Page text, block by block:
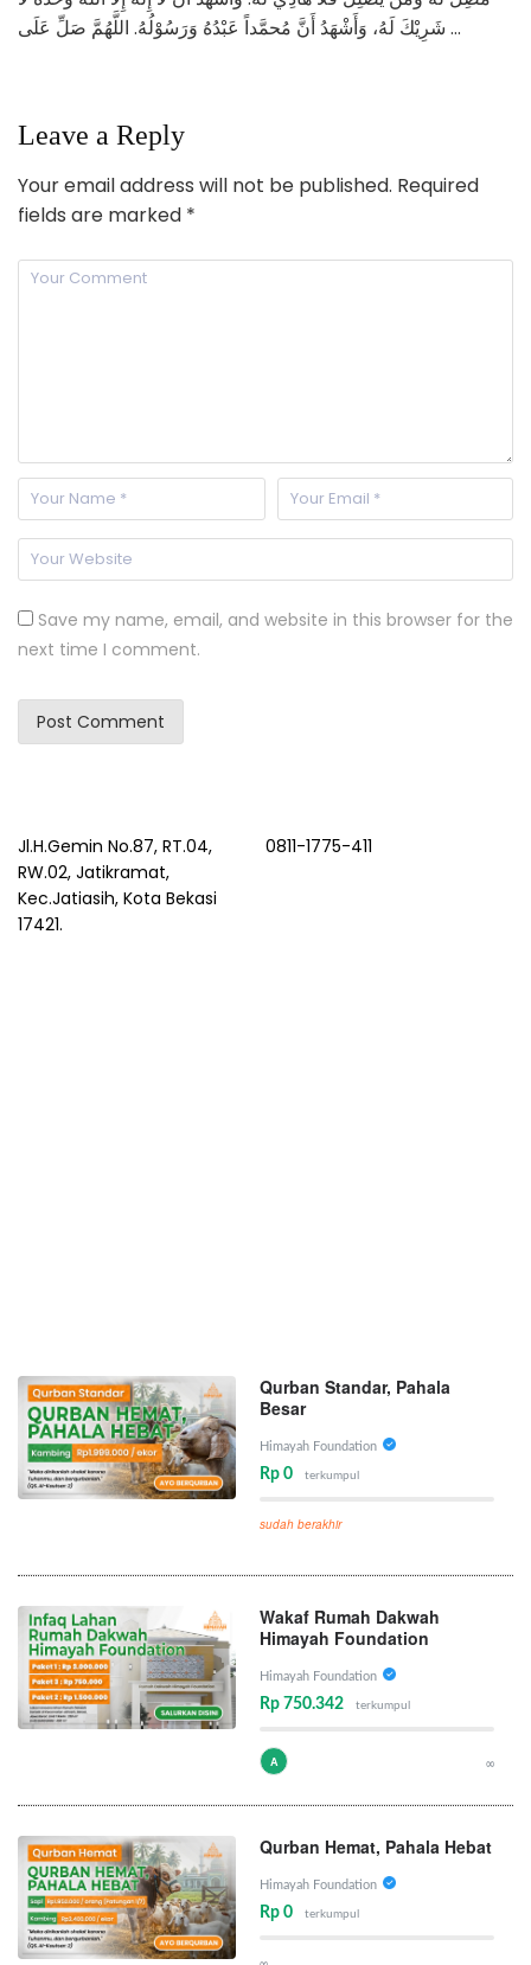
شَرِيْكَ لَهُ، وَأَشْهَدُ أَنَّ مُحمَّداً عَبْدُهُ وَرَسُوْلُهُ. اللَّهُمَّ صَلِّ عَلَى …
Leave a Reply
Your email address will not be published. Required
fields are marked *
Save my name, email, and website in this browser for the
next time I comment.
Jl.H.Gemin No.87, RT.04,
RW.02, Jatikramat,
Kec.Jatiasih, Kota Bekasi
17421.
0811-1775-411
Qurban Standar, Pahala
Besar
Himayah Foundation
Rp 0 terkumpul
sudah berakhir
Wakaf Rumah Dakwah
Himayah Foundation
Himayah Foundation
Rp 750.342 terkumpul
A ∞
Qurban Hemat, Pahala Hebat
Himayah Foundation
Rp 0 terkumpul